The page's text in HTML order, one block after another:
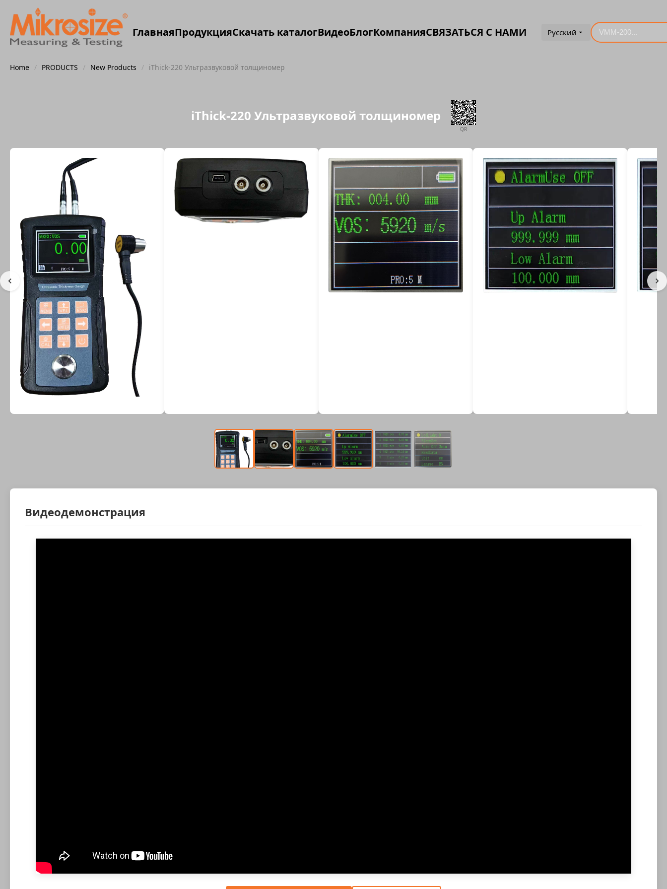
ГлавнаяПродукцияСкачать каталогВидеоБлогКомпанияСВЯЗАТЬСЯ С НАМИ Русский
Home / PRODUCTS / New Products / iThick-220 Ультразвуковой толщиномер
iThick-220 Ультразвуковой толщиномер
QR
Видеодемонстрация